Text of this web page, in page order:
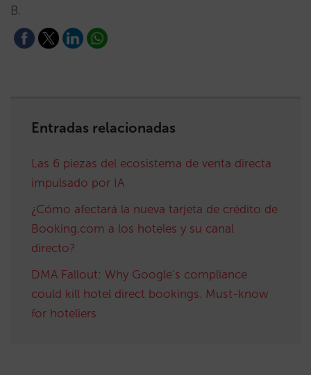
B.
Entradas relacionadas
Las 6 piezas del ecosistema de venta directa
impulsado por IA
¿Cómo afectará la nueva tarjeta de crédito de
Booking.com a los hoteles y su canal
directo?
DMA Fallout: Why Google’s compliance
could kill hotel direct bookings. Must-know
for hoteliers